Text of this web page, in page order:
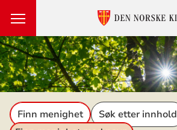
Den
norske
kirke
Finn menighet
Søk etter innhold